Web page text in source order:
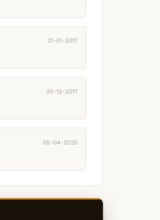
21-01-2017
30-12-2017
05-04-2025